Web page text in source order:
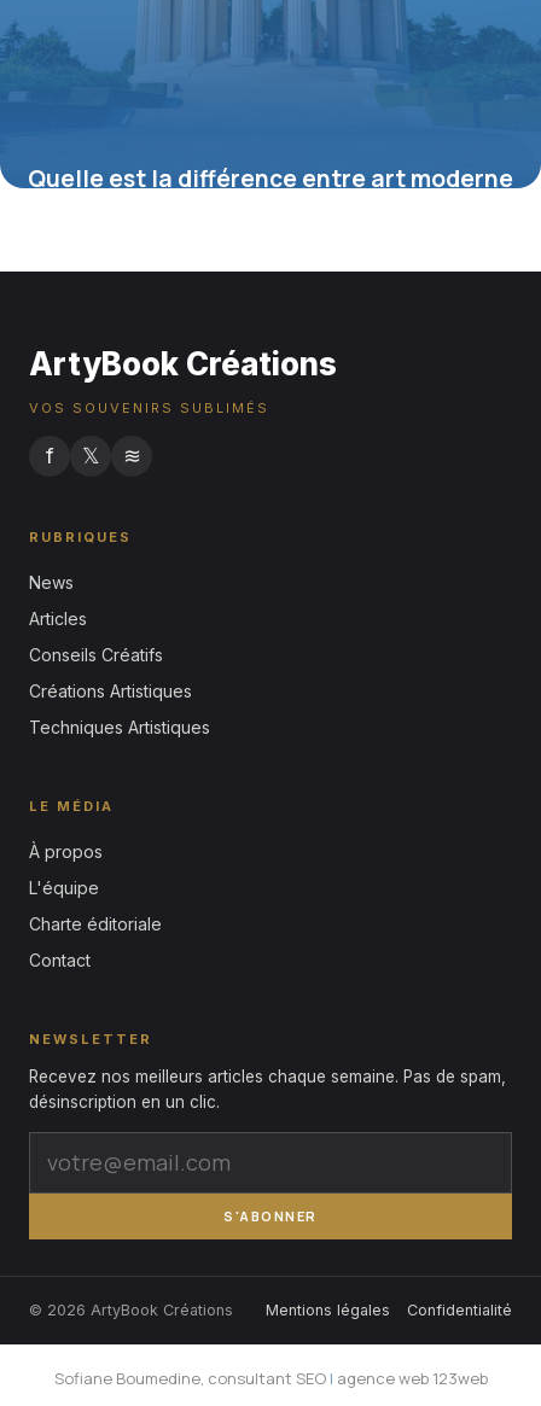
Quelle est la différence entre art moderne
ArtyBook Créations
VOS SOUVENIRS SUBLIMÉS
f 𝕏 ≋
RUBRIQUES
News
Articles
Conseils Créatifs
Créations Artistiques
Techniques Artistiques
LE MÉDIA
À propos
L'équipe
Charte éditoriale
Contact
NEWSLETTER
Recevez nos meilleurs articles chaque semaine. Pas de spam,
désinscription en un clic.
S'ABONNER
© 2026 ArtyBook Créations Mentions légales Confidentialité
Sofiane Boumedine, consultant SEO| agence web 123web